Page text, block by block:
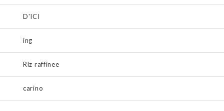
D'ICI
ing
Riz raffinee
carino